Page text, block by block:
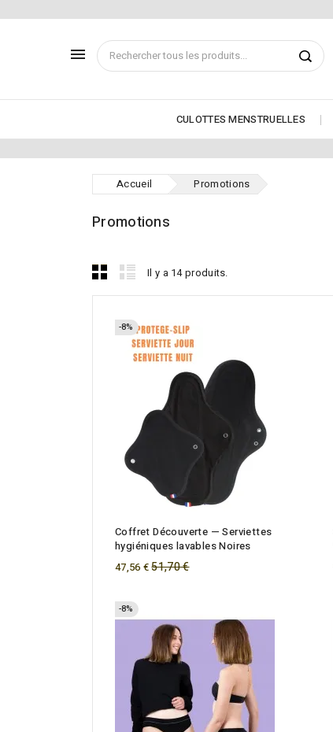

CULOTTES MENSTRUELLES
Accueil Promotions
Promotions
Il y a 14 produits.
-8%
Coffret Découverte — Serviettes
hygiéniques lavables Noires
47,56 €Regular
51,70 €
-8%